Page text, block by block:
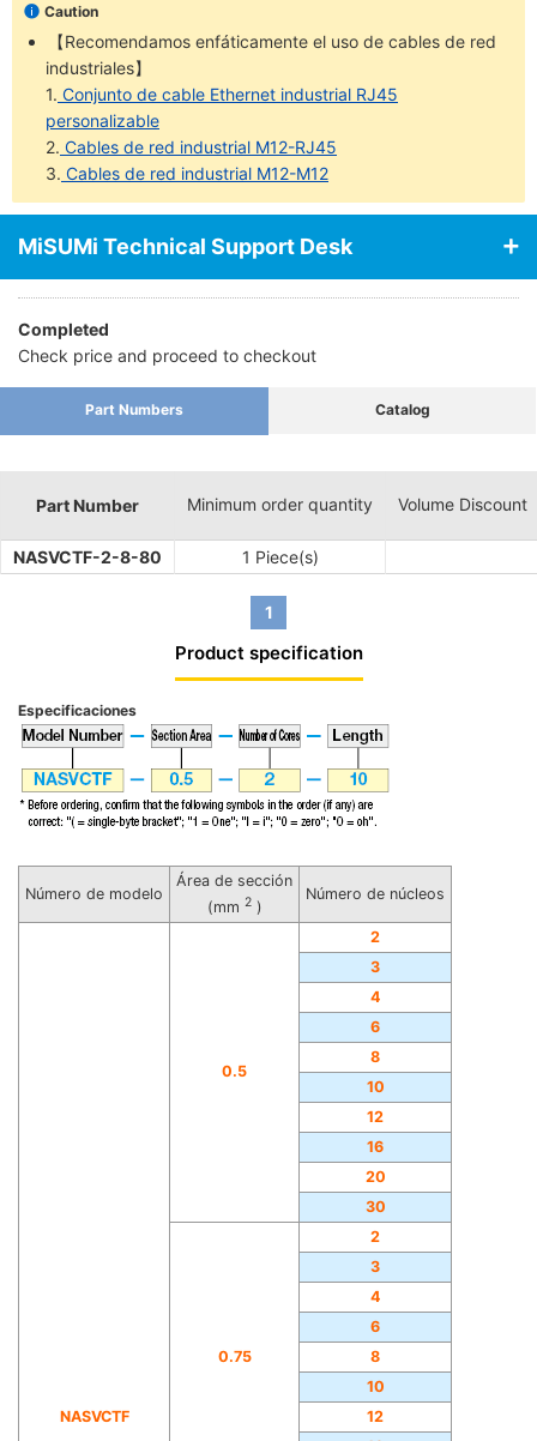
Caution
【Recomendamos enfáticamente el uso de cables de red
industriales】
1. Conjunto de cable Ethernet industrial RJ45
personalizable
2. Cables de red industrial M12-RJ45
3. Cables de red industrial M12-M12
MiSUMi Technical Support Desk
Completed
Check price and proceed to checkout
Part Numbers Catalog
Part Number Minimum order quantity Volume Discount
NASVCTF-2-8-80 1 Piece(s)
1
Product specification
Especificaciones
Número de modelo
Área de sección
(mm 2)
Número de núcleos
NASVCTF
0.5
2
3
4
6
8
10
12
16
20
30
0.75
2
3
4
6
8
10
12